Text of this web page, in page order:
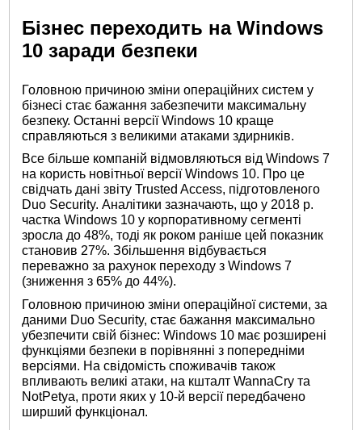
Бізнес переходить на Windows
10 заради безпеки
Головною причиною зміни операційних систем у
бізнесі стає бажання забезпечити максимальну
безпеку. Останні версії Windows 10 краще
справляються з великими атаками здирників.
Все більше компаній відмовляються від Windows 7
на користь новітньої версії Windows 10. Про це
свідчать дані звіту Trusted Access, підготовленого
Duo Security. Аналітики зазначають, що у 2018 р.
частка Windows 10 у корпоративному сегменті
зросла до 48%, тоді як роком раніше цей показник
становив 27%. Збільшення відбувається
переважно за рахунок переходу з Windows 7
(зниження з 65% до 44%).
Головною причиною зміни операційної системи, за
даними Duo Security, стає бажання максимально
убезпечити свій бізнес: Windows 10 має розширені
функціями безпеки в порівнянні з попередніми
версіями. На свідомість споживачів також
впливають великі атаки, на кшталт WannaCry та
NotPetya, проти яких у 10-й версії передбачено
ширший функціонал.